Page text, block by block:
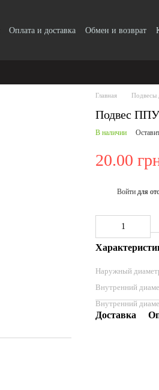
Оплата и доставка Обмен и возврат
Главная Подвесы
Подвес
В наличии
20.00
Войти для
Наружный
Внутренний
Внутренний
Доставка